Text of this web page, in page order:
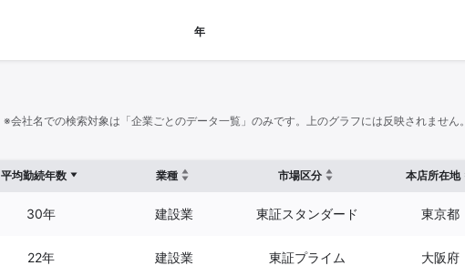
※会社名での検索対象は「企業ごとのデータ一覧」のみです。上のグラフには反映されません。
平均勤続年数 業種 市場区分 本店所在地
30年 建設業 東証スタンダード 東京都
22年 建設業 東証プライム 大阪府